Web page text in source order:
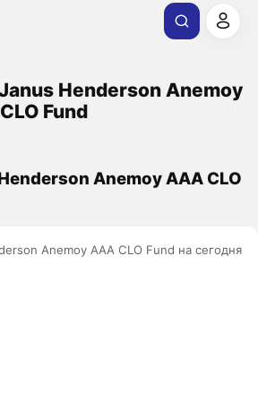
Henderson Anemoy
Fund
Anemoy AAA CLO
Anemoy AAA CLO Fund на сегодня